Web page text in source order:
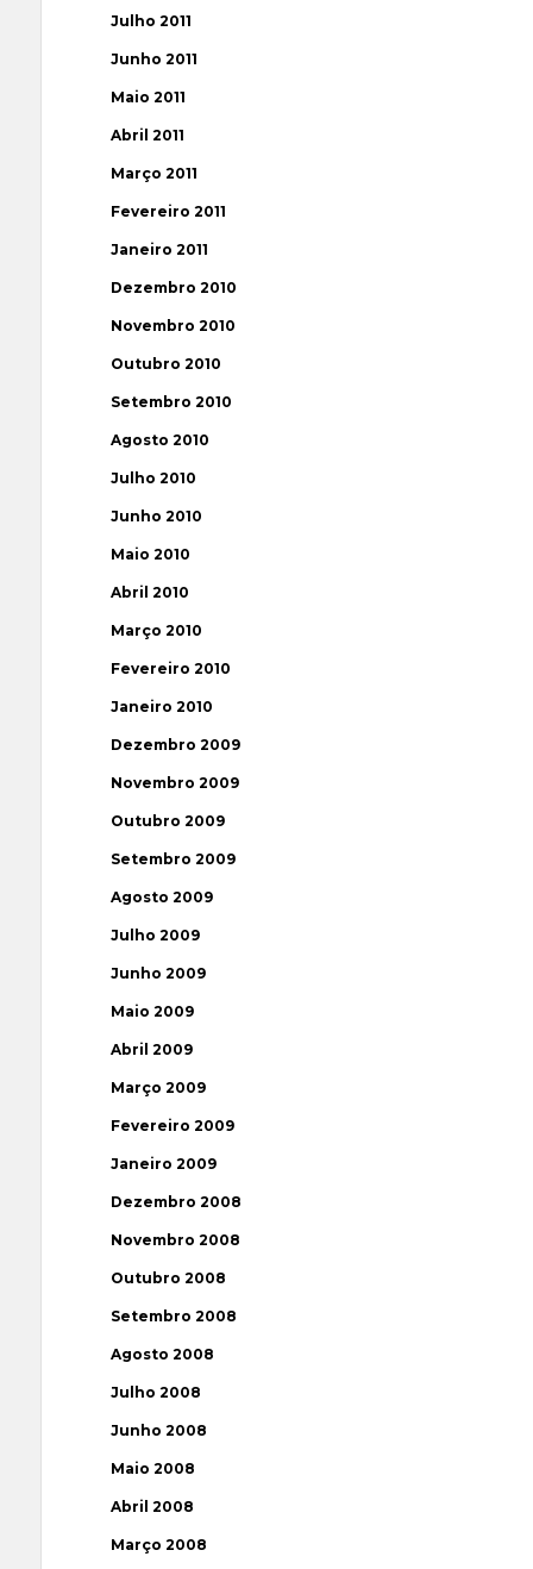
Julho 2011
Junho 2011
Maio 2011
Abril 2011
Março 2011
Fevereiro 2011
Janeiro 2011
Dezembro 2010
Novembro 2010
Outubro 2010
Setembro 2010
Agosto 2010
Julho 2010
Junho 2010
Maio 2010
Abril 2010
Março 2010
Fevereiro 2010
Janeiro 2010
Dezembro 2009
Novembro 2009
Outubro 2009
Setembro 2009
Agosto 2009
Julho 2009
Junho 2009
Maio 2009
Abril 2009
Março 2009
Fevereiro 2009
Janeiro 2009
Dezembro 2008
Novembro 2008
Outubro 2008
Setembro 2008
Agosto 2008
Julho 2008
Junho 2008
Maio 2008
Abril 2008
Março 2008